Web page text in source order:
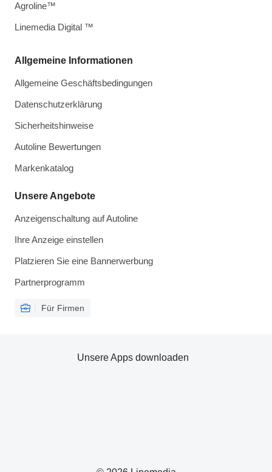
Allgemeine Informationen
Allgemeine Geschäftsbedingungen
Datenschutzerklärung
Sicherheitshinweise
Autoline Bewertungen
Markenkatalog
Unsere Angebote
Anzeigenschaltung auf Autoline
Ihre Anzeige einstellen
Platzieren Sie eine Bannerwerbung
Partnerprogramm
Für Firmen
Agroline™
Linemedia Digital ™
Unsere Apps downloaden